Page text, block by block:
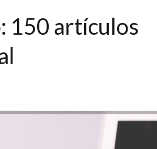
150 artículos